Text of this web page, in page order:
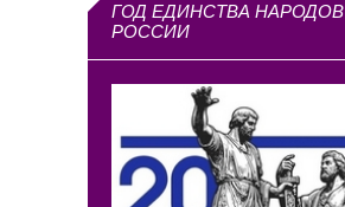
ГОД ЕДИНСТВА НАРОДОВ
РОССИИ